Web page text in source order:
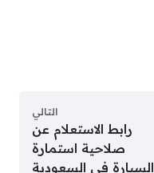
التالي
رابط الاستعلام عن
صلاحية استمارة
السيارة في السعودية